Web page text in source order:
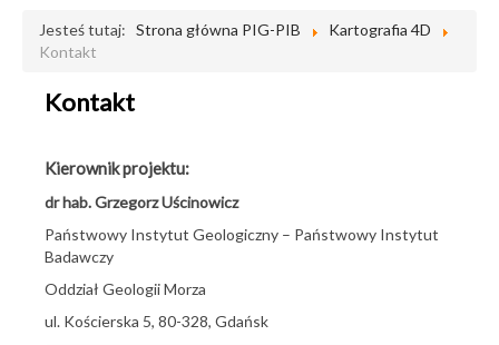
Jesteś tutaj: Strona główna PIG-PIB
Kartografia 4D
Kontakt
Kontakt
Kierownik projektu:
dr hab. Grzegorz Uścinowicz
Państwowy Instytut Geologiczny – Państwowy Instytut
Badawczy
Oddział Geologii Morza
ul. Kościerska 5, 80-328, Gdańsk